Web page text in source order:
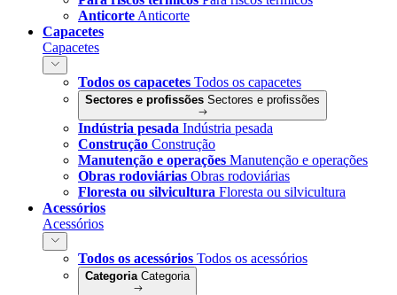
Anticorte Anticorte
Capacetes
Capacetes
Todos os capacetes Todos os capacetes
Sectores e profissões Sectores e profissões
Indústria pesada Indústria pesada
Construção Construção
Manutenção e operações Manutenção e operações
Obras rodoviárias Obras rodoviárias
Floresta ou silvicultura Floresta ou silvicultura
Acessórios
Acessórios
Todos os acessórios Todos os acessórios
Categoria Categoria